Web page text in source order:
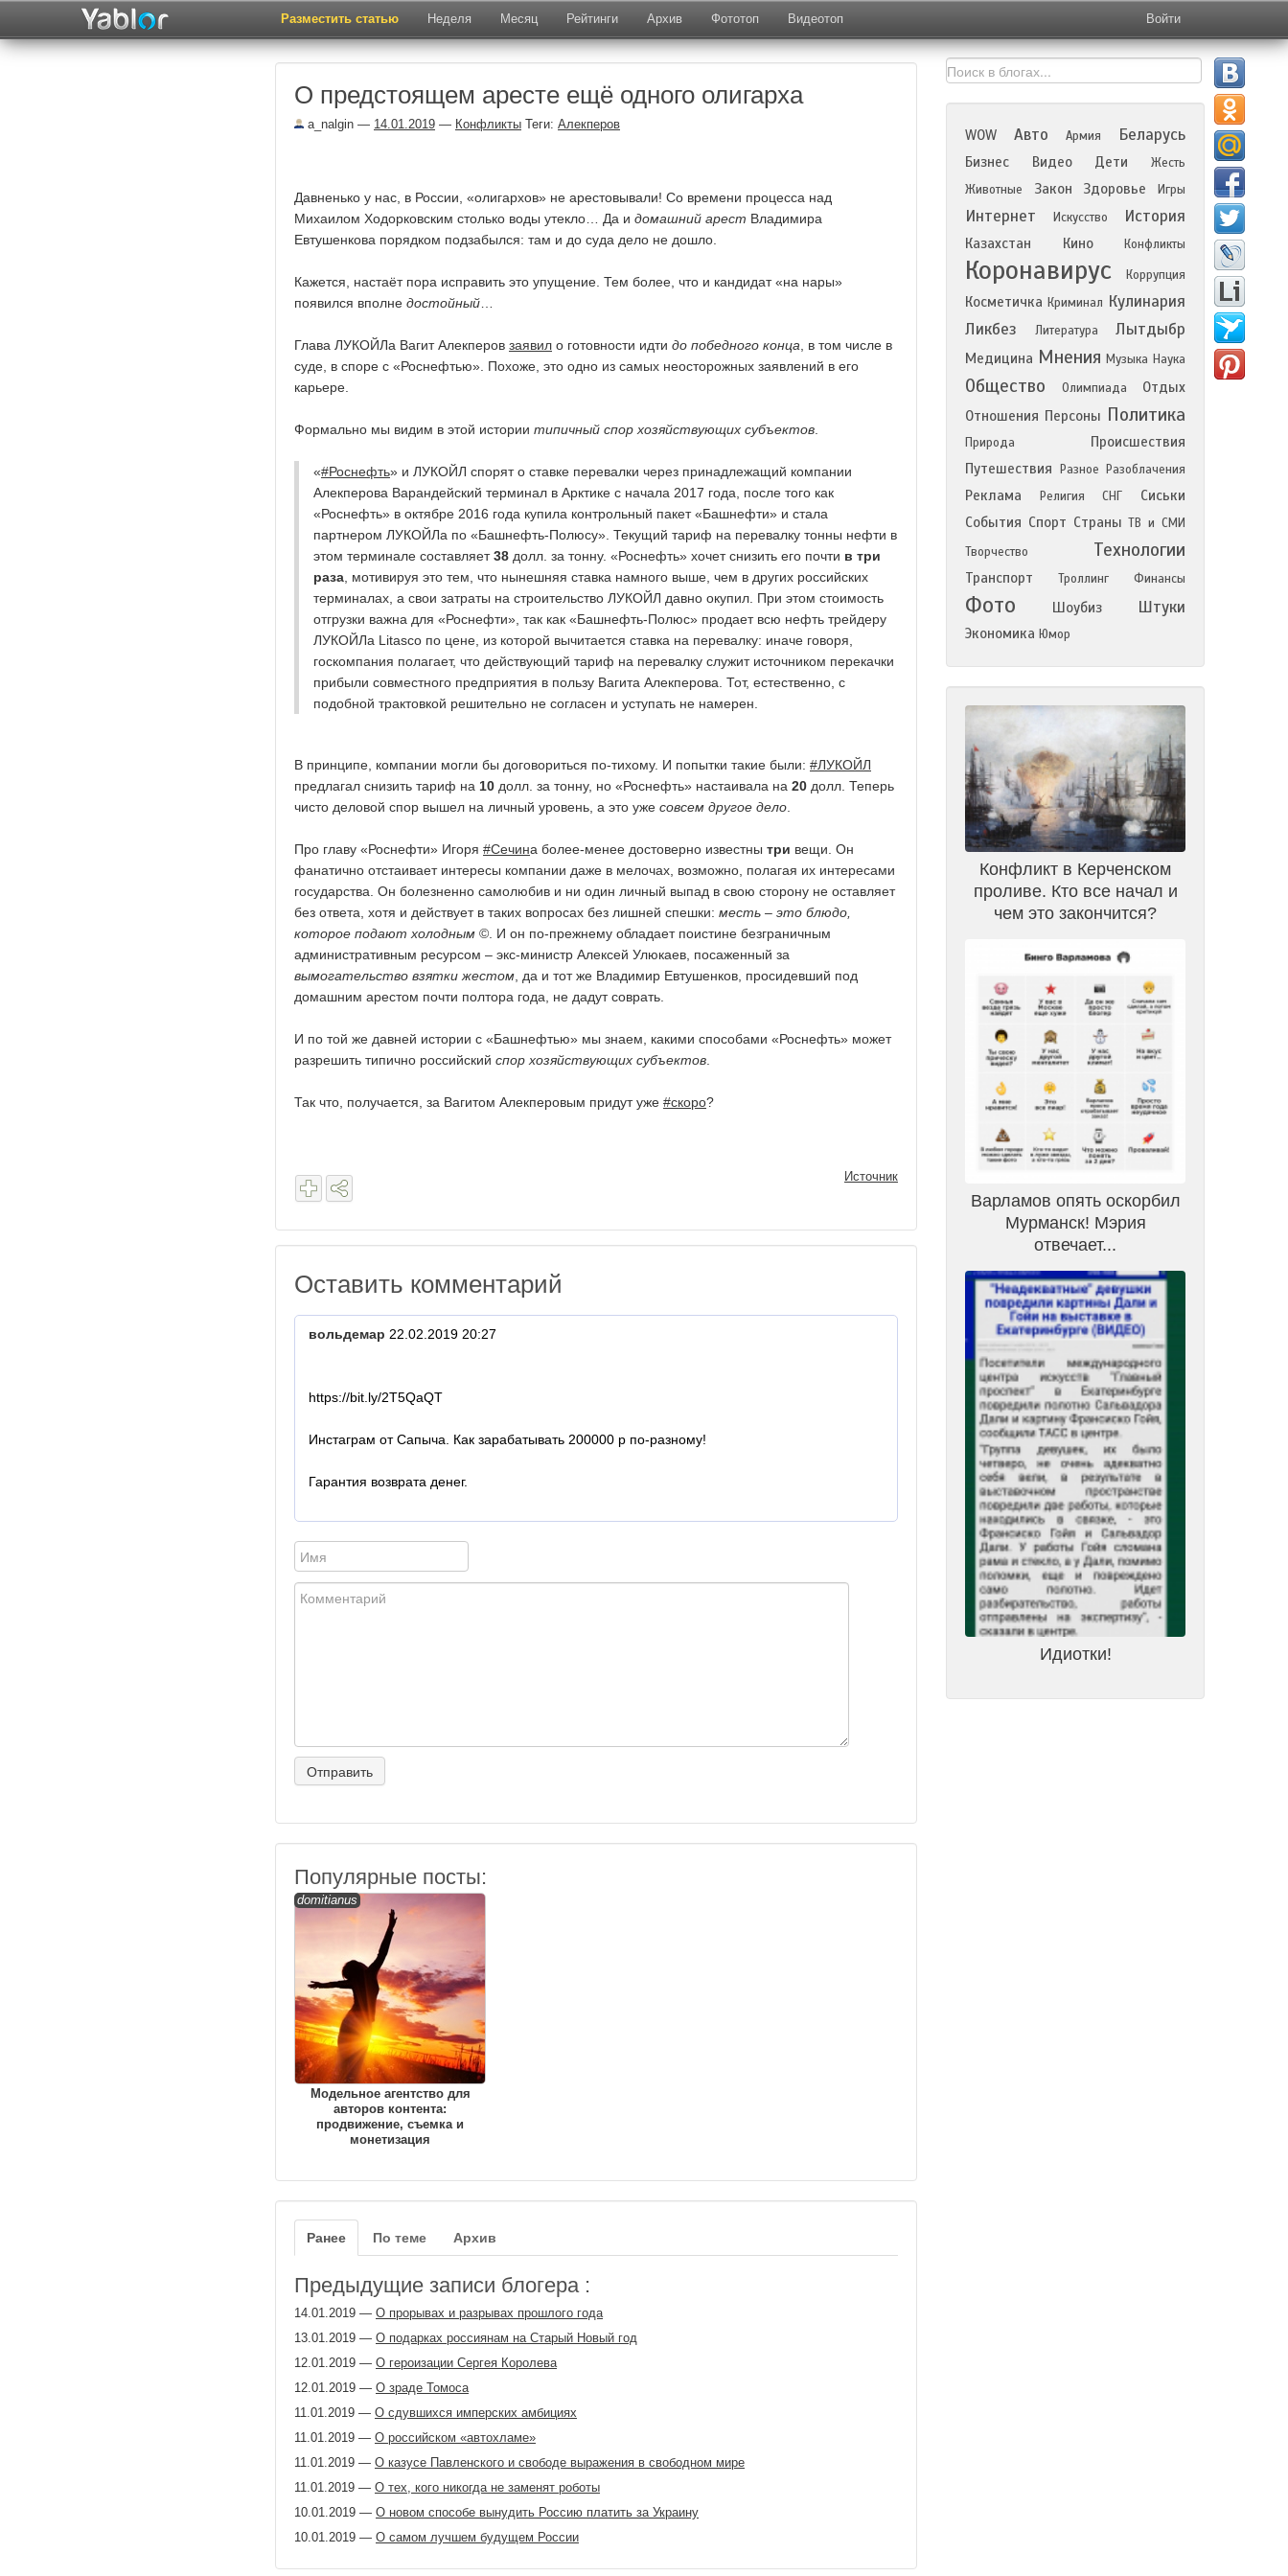
Разместить статью Неделя Месяц Рейтинги Архив Фототоп Видеотоп Войти
О предстоящем аресте ещё одного олигарха
a_nalgin — 14.01.2019 — Конфликты Теги: Алекперов
Давненько у нас, в России, «олигархов» не арестовывали! Со времени процесса над
Михаилом Ходорковским столько воды утекло… Да и домашний арест Владимира
Евтушенкова порядком подзабылся: там и до суда дело не дошло.
Кажется, настаёт пора исправить это упущение. Тем более, что и кандидат «на нары»
появился вполне достойный
Глава ЛУКОЙЛа Вагит Алекперов заявил о готовности идти до победного конца , в том числе в
суде, в споре с «Роснефтью». Похоже, это одно из самых неосторожных заявлений в его
карьере.
Формально мы видим в этой истории типичный спор хозяйствующих субъектов
«#Роснефть» и ЛУКОЙЛ спорят о ставке перевалки через принадлежащий компании
Алекперова Варандейский терминал в Арктике с начала 2017 года, после того как
«Роснефть» в октябре 2016 года купила контрольный пакет «Башнефти» и стала
партнером ЛУКОЙЛа по «Башнефть-Полюсу». Текущий тариф на перевалку тонны нефти в
этом терминале составляет38 долл. за тонну. «Роснефть» хочет снизить его почти в три
раза , мотивируя это тем, что нынешняя ставка намного выше, чем в других российских
терминалах, а свои затраты на строительство ЛУКОЙЛ давно окупил. При этом стоимость
отгрузки важна для «Роснефти», так как «Башнефть-Полюс» продает всю нефть трейдеру
ЛУКОЙЛа Litasco по цене, из которой вычитается ставка на перевалку: иначе говоря,
госкомпания полагает, что действующий тариф на перевалку служит источником перекачки
прибыли совместного предприятия в пользу Вагита Алекперова. Тот, естественно, с
подобной трактовкой решительно не согласен и уступать не намерен.
В принципе, компании могли бы договориться по-тихому. И попытки такие были: #ЛУКОЙЛ
предлагал снизить тариф на 10 долл. за тонну, но «Роснефть» настаивала на 20 долл. Теперь
чисто деловой спор вышел на личный уровень, а это уже совсем другое дело
Про главу «Роснефти» Игоря #Сечин­а более-менее достоверно известны три вещи. Он
фанатично отстаивает интересы компании даже в мелочах, возможно, полагая их интересами
государства. Он болезненно самолюбив и ни один личный выпад в свою сторону не оставляет
без ответа, хотя и действует в таких вопросах без лишней спешки: месть – это блюдо,
которое подают холодным ©. И он по-прежнему обладает поистине безграничным
административным ресурсом – экс-министр Алексей Улюкаев, посаженный за
вымогательство взятки жестом , да и тот же Владимир Евтушенков, просидевший под
домашним арестом почти полтора года, не дадут соврать.
И по той же давней истории с «Башнефтью» мы знаем, какими способами «Роснефть» может
разрешить типично российский спор хозяйствующих субъектов
Так что, получается, за Вагитом Алекперовым придут уже #скоро?
Источник
Оставить комментарий
вольдемар 22.02.2019 20:27
https://bit.ly/2T5QaQT
Инстаграм от Сапыча. Как зарабатывать 200000 р по-разному!
Гарантия возврата денег.
Популярные посты:
domitianus
Модельное агентство для
авторов контента:
продвижение, съемка и
монетизация
Ранее По теме Архив
Предыдущие записи блогера :
14.01.2019 — О прорывах и разрывах прошлого года
13.01.2019 — О подарках россиянам на Старый Новый год
12.01.2019 — О героизации Сергея Королева
12.01.2019 — О зраде Томоса
11.01.2019 — О сдувшихся имперских амбициях
11.01.2019 — О российском «автохламе»
11.01.2019 — О казусе Павленского и свободе выражения в свободном мире
11.01.2019 — О тех, кого никогда не заменят роботы
10.01.2019 — О новом способе вынудить Россию платить за Украину
10.01.2019 — О самом лучшем будущем России
WOW Авто Армия Беларусь
Бизнес Видео Дети
Жесть
Животные
Закон Здоровье Игры
Интернет Искусство История
Казахстан Кино Конфликты
Коронавирус Коррупция
Косметичка Криминал Кулинария
Ликбез
Литература Лытдыбр
Медицина Мнения Музыка Наука
Общество Олимпиада
Отдых
Отношения Персоны Политика
Природа
Происшествия
Путешествия
Разное Разоблачения
Реклама Религия СНГ
Сиськи
События Спорт Страны ТВ и СМИ
Творчество
Технологии
Транспорт Троллинг Финансы
Фото Шоубиз Штуки
Экономика Юмор
Конфликт в Керченском
проливе. Кто все начал и
чем это закончится?
Варламов опять оскорбил
Мурманск! Мэрия
отвечает...
Идиотки!